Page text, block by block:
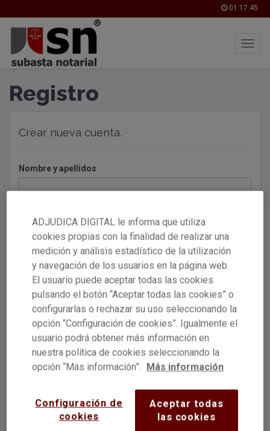
main
01:17:45
Registro
Crear nueva cuenta.
Nombre y apellidos
más adelante.
Identificación
Contraseña
Para tu seguridad, debe incluir al menos una letra mayúscula
minúsculay unnúmero .
ADJUDICA DIGITAL le informa que utiliza
cookies propias con la finalidad de realizar una
medición y análisis estadístico de la utilización
y navegación de los usuarios en la página web.
El usuario puede aceptar todas las cookies
pulsando el botón “Aceptar todas las cookies” o
configurarlas o rechazar su uso seleccionando la
opción “Configuración de cookies”. Igualmente el
usuario podrá obtener más información en
nuestra política de cookies seleccionando la
opción “Más información”. Más información
Aceptar todas
las cookies
Configuración de
cookies